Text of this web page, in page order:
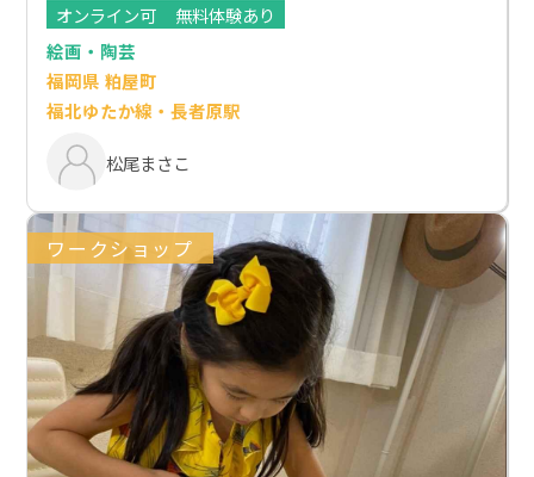
オンライン可
無料体験あり
絵画・陶芸
福岡県 粕屋町
福北ゆたか線・長者原駅
松尾まさこ
ワークショップ